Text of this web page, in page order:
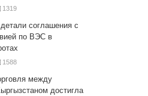
1319
соглашения с
по ВЭС в
1588
между
достигла